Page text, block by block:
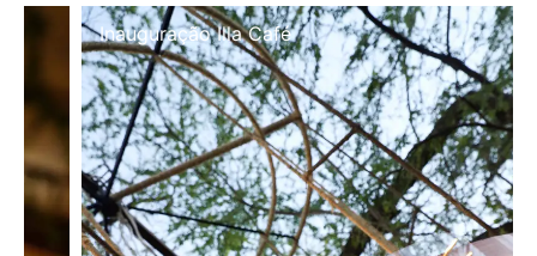
Inauguração Illa Café